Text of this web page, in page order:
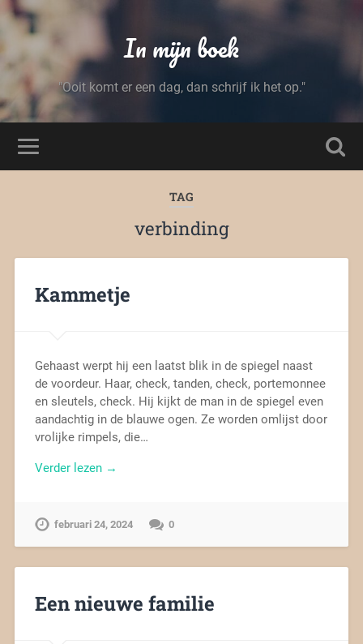
In mijn boek
"Ooit komt er een dag, dan schrijf ik het op."
TAG
verbinding
Kammetje
Gehaast werpt hij een laatst blik in de spiegel naast
de voordeur. Haar, check, tanden, check, portemonnee
en sleutels, check. Hij kijkt de man in de spiegel even
aandachtig in de blauwe ogen. Ze worden omlijst door
vrolijke rimpels, die…
Verder lezen →
februari 24, 2024 0
Een nieuwe familie